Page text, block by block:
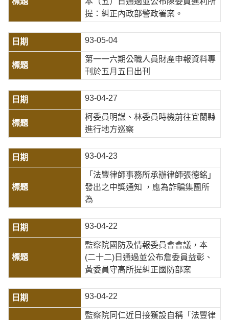
提：糾正內政部警政署案。
93-05-04
第一一六期公職人員財產申報資料專
刊於五月五日出刊
93-04-27
柯委員明謀、林委員時機前往宜蘭縣
進行地方巡察
93-04-23
「法豐律師事務所承辦律師張德銘」
發出之中獎通知 ，應為詐騙集團所
為
93-04-22
監察院國防及情報委員會會議，本
(二十二)日通過並公布詹委員益彰、
黃委員守高所提糾正國防部案
93-04-22
監察院同仁近日接獲設自稱「法豐律